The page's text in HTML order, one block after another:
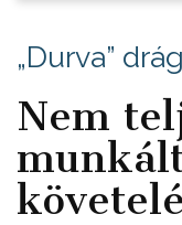
„Durva”
Nem